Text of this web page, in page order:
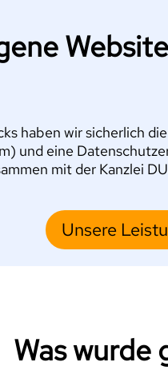
haben wir sicherlich
und eine
mit der Kanzlei
Unsere
Was wurde